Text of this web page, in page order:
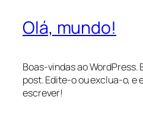
Olá, mundo!
Boas-vindas ao WordPress.
post. Edite-o ou exclua-o, e
escrever!